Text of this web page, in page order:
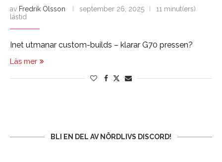
av Fredrik Olsson september 26, 2025
11 minut(ers)
lästid
Inet utmanar custom-builds – klarar G70 pressen?
Läs mer
BLI EN DEL AV NÖRDLIVS DISCORD!